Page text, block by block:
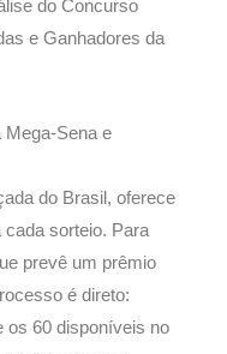
do Concurso
e Ganhadores da
Mega-Sena e
do Brasil, oferece
cada sorteio. Para
prevê um prêmio
é direto:
os 60 disponíveis no